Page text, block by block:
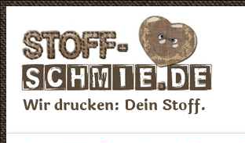
Wir drucken: Dein Stoff.